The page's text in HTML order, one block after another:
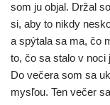
som ju objal. Držal
si, aby to nikdy
a spý­ta­la sa ma, čo
to, čo sa sta­lo v noci
Do veče­ra som sa
mys­ľou. Ten večer